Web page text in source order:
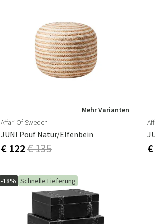
Mehr Varianten
Affari Of Sweden
JUNI Pouf Natur/elfenbein
€ 122€ 135
-18% Schnelle Lieferung